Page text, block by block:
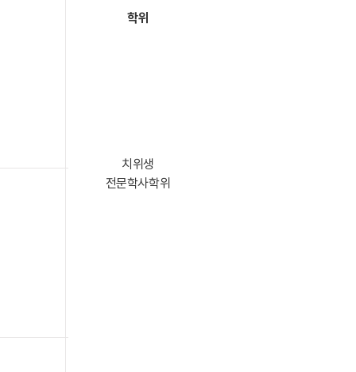
학위
치위생
​전문학사학위